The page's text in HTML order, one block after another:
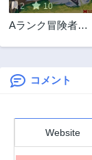
第7話
1年前
第5話
第3話
第1話
2 10
Aランク冒険者の
コメント
Website